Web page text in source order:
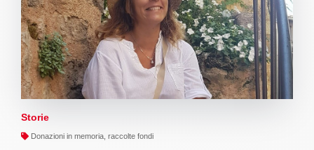
Storie
Donazioni in memoria, raccolte fondi